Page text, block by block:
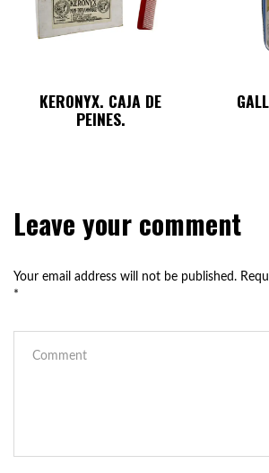
KERONYX. CAJA DE
PEINES.
Leave your comment
Your email address will not be published.
*